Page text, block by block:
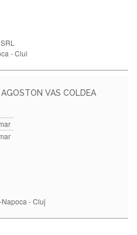
- Clui
VAS COLDEA
- Cluj